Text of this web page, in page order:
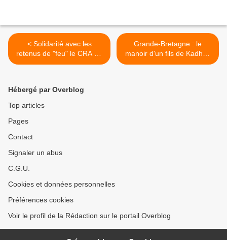
< Solidarité avec les
retenus de "feu" le CRA du
Canet !!!
Grande-Bretagne : le
manoir d'un fils de Kadhafi
squatté par des partisans
Hébergé par Overblog
Top articles
Pages
Contact
Signaler un abus
C.G.U.
Cookies et données personnelles
Préférences cookies
Voir le profil de la Rédaction sur le portail Overblog